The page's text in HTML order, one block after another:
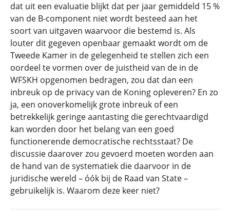
dat uit een evaluatie blijkt dat per jaar gemiddeld 15 %
van de B-component niet wordt besteed aan het
soort van uitgaven waarvoor die bestemd is. Als
louter dit gegeven openbaar gemaakt wordt om de
Tweede Kamer in de gelegenheid te stellen zich een
oordeel te vormen over de juistheid van de in de
WFSKH opgenomen bedragen, zou dat dan een
inbreuk op de privacy van de Koning opleveren? En zo
ja, een onoverkomelijk grote inbreuk of een
betrekkelijk geringe aantasting die gerechtvaardigd
kan worden door het belang van een goed
functionerende democratische rechtsstaat? De
discussie daarover zou gevoerd moeten worden aan
de hand van de systematiek die daarvoor in de
juridische wereld – óók bij de Raad van State –
gebruikelijk is. Waarom deze keer niet?